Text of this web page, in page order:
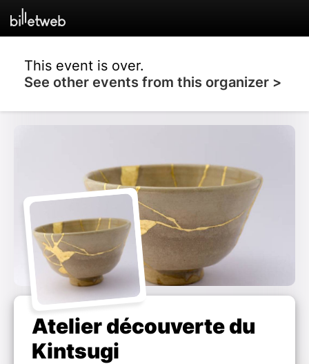
This event is over.
See other events from this organizer >
Atelier découverte du
Kintsugi